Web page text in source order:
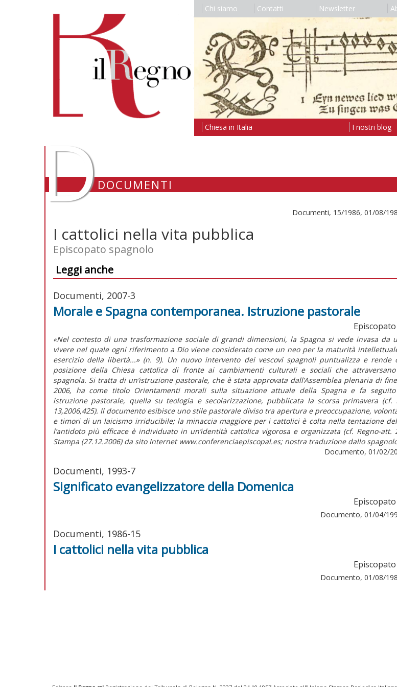
Chi siamo Contatti Newsletter
Chiesa in Italia I nostri blog
DDOCUMENTI
Documenti, 15/1986, 01/08/
I cattolici nella vita pubblica
Episcopato spagnolo
Leggi anche
Documenti, 2007-3
Morale e Spagna contemporanea. Istruzione pastorale
«Nel contesto di una trasformazione sociale di grandi dimensioni, la Spagna si vede invasa da
vivere nel quale ogni riferimento a Dio viene considerato come un neo per la maturità
esercizio della libertà...» (n. 9). Un nuovo intervento dei vescovi spagnoli puntualizza e rende
posizione della Chiesa cattolica di fronte ai cambiamenti culturali e sociali che
spagnola. Si tratta di un’istruzione pastorale, che è stata approvata dall’Assemblea plenaria di
2006, ha come titolo Orientamenti morali sulla situazione attuale della Spagna e fa seguito
istruzione pastorale, quella su teologia e secolarizzazione, pubblicata la scorsa primavera (cf.
13,2006,425). Il documento esibisce uno stile pastorale diviso tra apertura e preoccupazione,
e timori di un laicismo irriducibile; la minaccia maggiore per i cattolici è colta nella tentazione
l’antidoto più efficace è individuato in un’identità cattolica vigorosa e organizzata (cf. Regno-att.
Stampa (27.12.2006) da sito Internet www.conferenciaepiscopal.es; nostra traduzione dallo
Documento, 01/02/
Documenti, 1993-7
Significato evangelizzatore della Domenica
Documento, 01/04/
Documenti, 1986-15
I cattolici nella vita pubblica
Documento, 01/08/